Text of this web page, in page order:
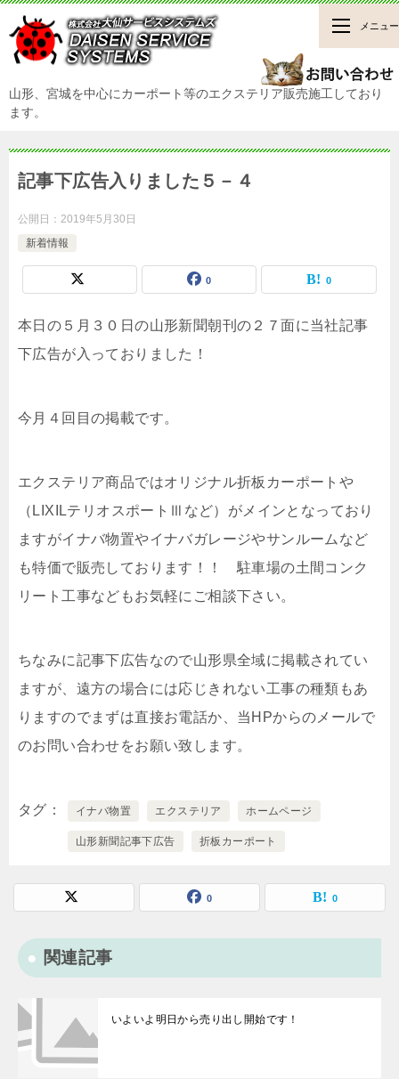
山形、宮城を中心にカーポート等のエクステリア販売施工しており
ます。
メニュー
記事下広告入りました５－４
公開日： 2019年5月30日
新着情報
0 0
本日の５月３０日の山形新聞朝刊の２７面に当社記事
下広告が入っておりました！
今月４回目の掲載です。
エクステリア商品ではオリジナル折板カーポートや
（LIXILテリオスポートⅢなど）がメインとなっており
ますがイナバ物置やイナバガレージやサンルームなど
も特価で販売しております！！ 駐車場の土間コンク
リート工事などもお気軽にご相談下さい。
ちなみに記事下広告なので山形県全域に掲載されてい
ますが、遠方の場合には応じきれない工事の種類もあ
りますのでまずは直接お電話か、当HPからのメールで
のお問い合わせをお願い致します。
タグ イナバ物置 エクステリア ホームページ
山形新聞記事下広告 折板カーポート
0 0
関連記事
いよいよ明日から売り出し開始です！